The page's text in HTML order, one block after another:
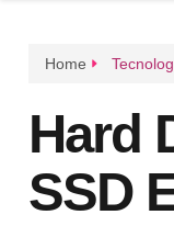
Home
Hard
SSD